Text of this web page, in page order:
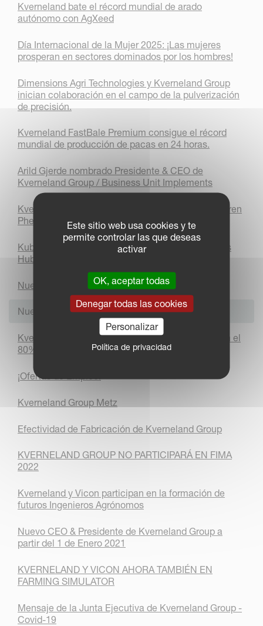
Kverneland bate el récord mundial de arado
autónomo con AgXeed
Día Internacional de la Mujer 2025: ¡Las mujeres
prosperan en sectores dominados por los hombres!
Dimensions Agri Technologies y Kverneland Group
inician colaboración en el campo de la pulverización
de precisión.
Kverneland FastBale Premium consigue el récord
mundial de producción de pacas en 24 horas.
Arild Gjerde nombrado Presidente & CEO de
Kverneland Group / Business Unit Implements
Kverneland Group and Kubota Corporation adquieren
Phenix Agrosystem
Kubota (Europe) presenta “Kubota Group Solutions
Hub”
Nueva IMAGEN para el IsoMatch FarmCentre
Nuevo CEO & Presidente de Kverneland Group
Kverneland Group y Kubota Corporation adquieren el
80% de las acciones de ROC
¡Ofertas de Empleo!
Kverneland Group Metz
Efectividad de Fabricación de Kverneland Group
KVERNELAND GROUP NO PARTICIPARÁ EN FIMA
2022
Kverneland y Vicon participan en la formación de
futuros Ingenieros Agrónomos
Nuevo CEO & Presidente de Kverneland Group a
partir del 1 de Enero 2021
KVERNELAND Y VICON AHORA TAMBIÉN EN
FARMING SIMULATOR
Mensaje de la Junta Ejecutiva de Kverneland Group -
Covid-19
Este sitio web usa cookies y te
permite controlar las que deseas
activar
OK, aceptar todas
Denegar todas las cookies
Personalizar
Política de privacidad